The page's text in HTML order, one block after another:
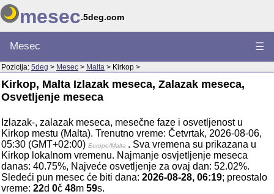
mesec.5deg.com
Mesec ☰
Pozicija: 5deg > Mesec > Malta > Kirkop >
Kirkop, Malta Izlazak meseca, Zalazak meseca,
Osvetljenje meseca
Izlazak-, zalazak meseca, mesečne faze i osvetljenost u
Kirkop mestu (Malta). Trenutno vreme: Četvrtak, 2026-08-06,
05:30 (GMT+02:00) Europe/Malta . Sva vremena su prikazana u
Kirkop lokalnom vremenu. Najmanje osvjetljenje meseca
danas: 40.75%, Najveće osvetljenje za ovaj dan: 52.02%.
Sledeći pun mesec će biti dana: 2026-08-28, 06:19; preostalo
vreme: 22d 0č 48m 59s.